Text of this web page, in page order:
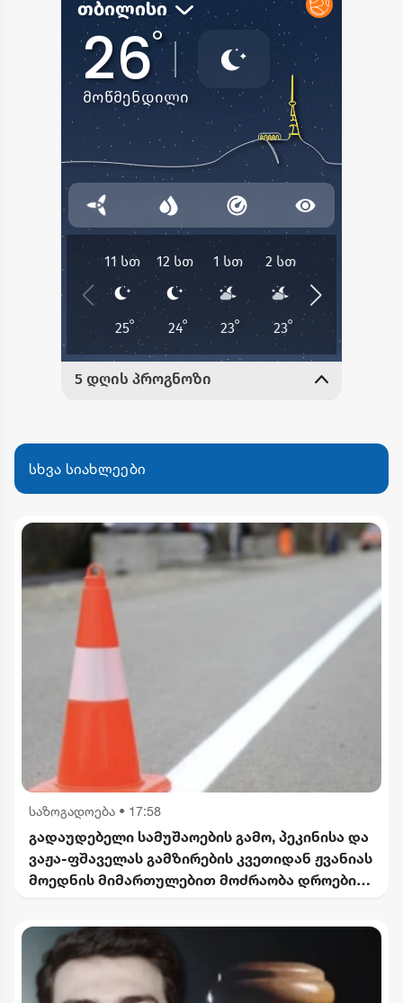
სხვა სიახლეები
საზოგადოება • 17:58
გადაუდებელი სამუშაოების გამო, პეკინისა და
ვაჟა-ფშაველას გამზირების კვეთიდან ჟვანიას
მოედნის მიმართულებით მოძრაობა დროებით